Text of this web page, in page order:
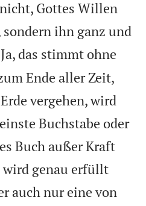
Gottes Willen
ihn ganz und
Ja, das stimmt ohne
Ende aller Zeit,
vergehen, wird
Buchstabe oder
Buch außer Kraft
wird genau erfüllt
auch nur eine von